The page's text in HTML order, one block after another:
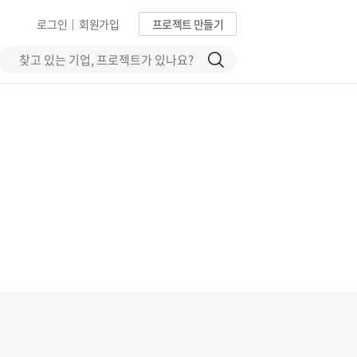
프로젝트 만들기
회원가입
|
로그인